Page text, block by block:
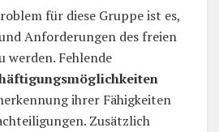
für diese Gruppe ist es,
Anforderungen des freien
werden. Fehlende
ihrer Fähigkeiten
Zusätzlich